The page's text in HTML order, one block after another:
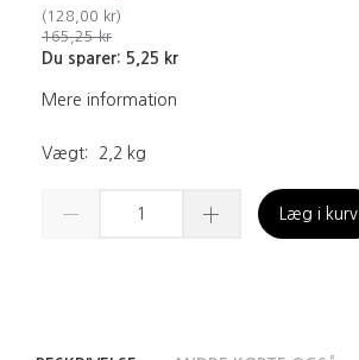
( 128,00 kr)
165,25 kr
Du sparer: 5,25 kr
Mere information
Vægt: 2,2 kg
Læg i kurv